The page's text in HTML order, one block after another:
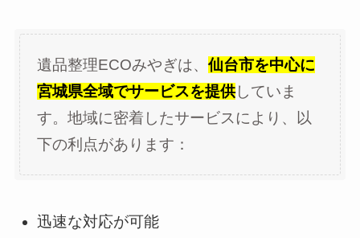
遺品整理ECOみやぎは、仙台市を中心に
宮城県全域でサービスを提供していま
す。地域に密着したサービスにより、以
下の利点があります：
迅速な対応が可能